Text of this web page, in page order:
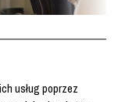
usług poprzez